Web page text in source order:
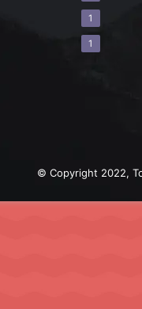
1
1
© Copyright 2022,